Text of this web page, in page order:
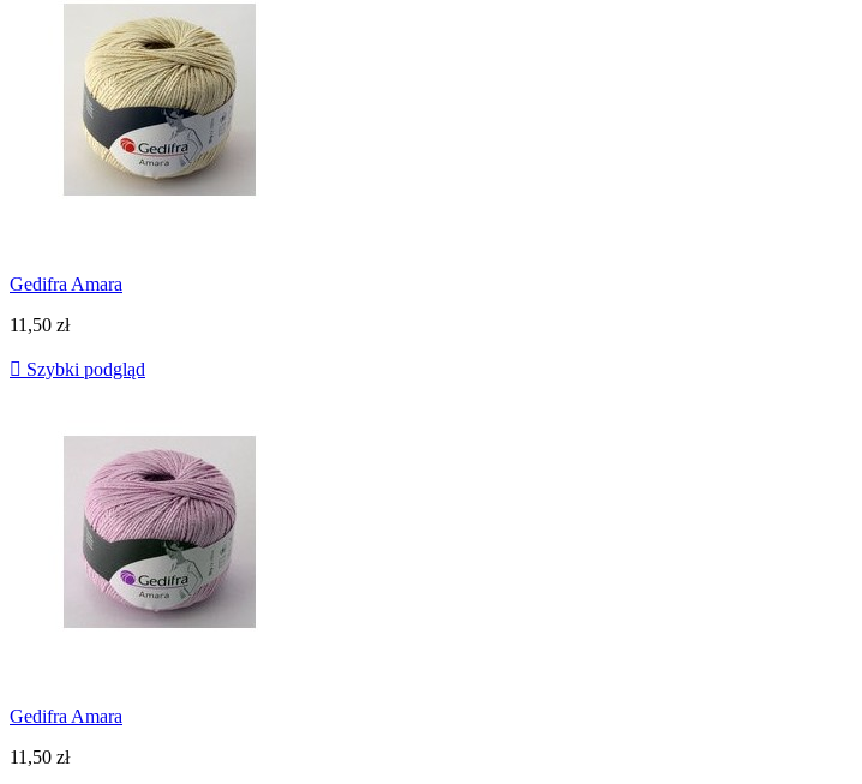
Gedifra Amara
11,50 zł
 Szybki podgląd
Gedifra Amara
11,50 zł